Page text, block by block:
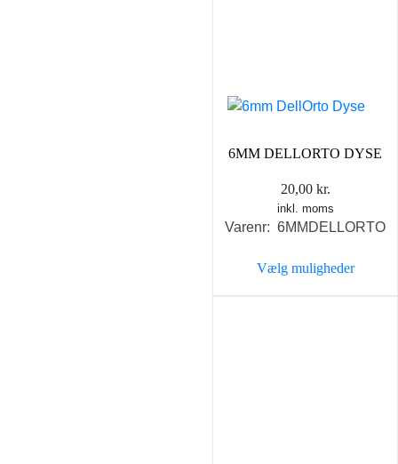
varesiden
6MM DELLORTO DYSE
20,00 kr.
inkl. moms
Varenr: 6MMDELLORTO
Vælg muligheder